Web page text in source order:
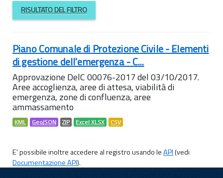
RISULTATO DEL FILTRO
Piano Comunale di Protezione Civile - Elementi
di gestione dell'emergenza - C...
Approvazione DelC 00076-2017 del 03/10/2017.
Aree accoglienza, aree di attesa, viabilità di
emergenza, zone di confluenza, aree
ammassamento
KML GeoJSON ZIP Excel XLSX CSV
E' possibile inoltre accedere al registro usando leAPI(vedi
Documentazione API).